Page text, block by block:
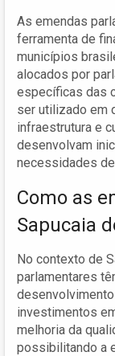
As emendas
ferramenta de
municípios
alocados por
específicas das
ser utilizado em
infraestrutura e
desenvolvam
necessidades
Como as
Sapucaia
No contexto de
parlamentares
investimentos
melhoria da
possibilitando a